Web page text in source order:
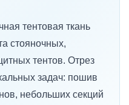
тентовая ткань
стояночных,
тентов. Отрез
задач: пошив
небольших секций